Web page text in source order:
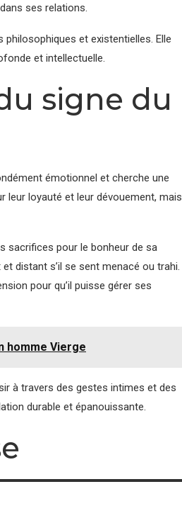
ses relations.
et existentielles. Elle
et intellectuelle.
signe du
émotionnel et cherche une
leur loyauté et leur dévouement, mais
sacrifices pour le bonheur de sa
distant s’il se sent menacé ou trahi.
pour qu’il puisse gérer ses
homme Vierge
à travers des gestes intimes et des
durable et épanouissante.